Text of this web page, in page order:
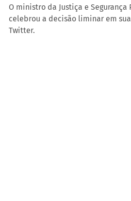
O ministro da Justiça e Segurança
celebrou a decisão liminar em
Twitter.